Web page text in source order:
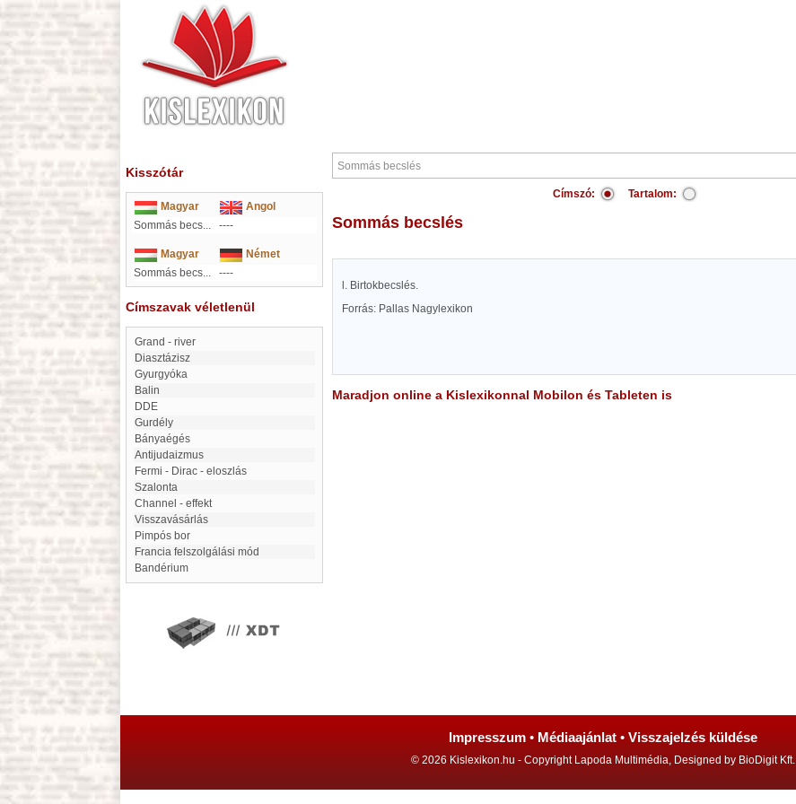
Kisszótár
Magyar
Angol
Sommás becs...
----
Magyar
Német
Sommás becs...
----
Címszavak véletlenül
Grand - river
Diasztázisz
Gyurgyóka
Balin
DDE
Gurdély
Bányaégés
Antijudaizmus
Fermi - Dirac - eloszlás
Szalonta
Channel - effekt
Visszavásárlás
Pimpós bor
francia felszolgálási mód
Bandérium
Címszó: Tartalom:
Sommás becslés
l. Birtokbecslés.
Forrás: Pallas Nagylexikon
Maradjon online a Kislexikonnal Mobilon és Tableten is
Impresszum • Médiaajánlat • Visszajelzés küldése
© 2026 Kislexikon.hu - Copyright Lapoda Multimédia, Designed by BioDigit Kft.